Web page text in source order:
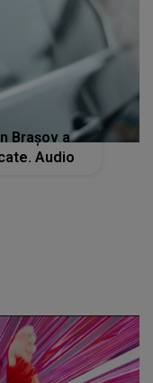
Brașov a
Audio